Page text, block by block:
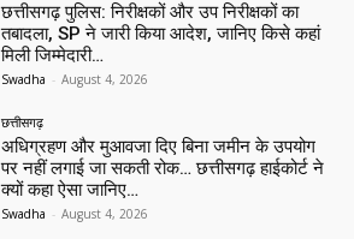
छत्तीसगढ़ पुलिस: निरीक्षकों और उप निरीक्षकों का
तबादला, SP ने जारी किया आदेश, जानिए किसे कहां
मिली जिम्मेदारी…
Swadha - August 4, 2026
छत्तीसगढ़
अधिग्रहण और मुआवजा दिए बिना जमीन के उपयोग
पर नहीं लगाई जा सकती रोक… छत्तीसगढ़ हाईकोर्ट ने
क्यों कहा ऐसा जानिए…
Swadha - August 4, 2026